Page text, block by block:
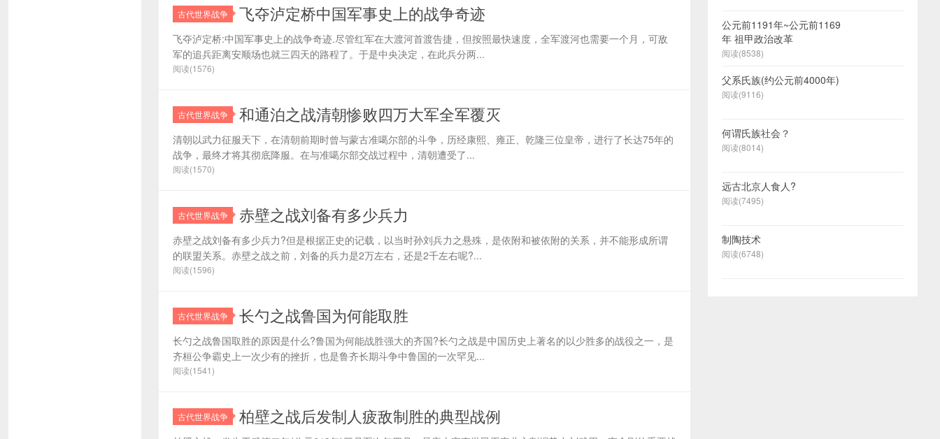
古代世界战争 飞夺泸定桥中国军事史上的战争奇迹
飞夺泸定桥:中国军事史上的战争奇迹.尽管红军在大渡河首渡告捷，但按照最快速度，全军渡河也需要一个月，可敌
军的追兵距离安顺场也就三四天的路程了。于是中央决定，在此兵分两...
阅读(1576)
古代世界战争 和通泊之战清朝惨败四万大军全军覆灭
清朝以武力征服天下，在清朝前期时曾与蒙古准噶尔部的斗争，历经康熙、雍正、乾隆三位皇帝，进行了长达75年的
战争，最终才将其彻底降服。在与准噶尔部交战过程中，清朝遭受了...
阅读(1570)
古代世界战争 赤壁之战刘备有多少兵力
赤壁之战刘备有多少兵力?但是根据正史的记载，以当时孙刘兵力之悬殊，是依附和被依附的关系，并不能形成所谓
的联盟关系。赤壁之战之前，刘备的兵力是2万左右，还是2千左右呢?...
阅读(1596)
古代世界战争 长勺之战鲁国为何能取胜
长勺之战鲁国取胜的原因是什么?鲁国为何能战胜强大的齐国?长勺之战是中国历史上著名的以少胜多的战役之一，是
齐桓公争霸史上一次少有的挫折，也是鲁齐长期斗争中鲁国的一次罕见...
阅读(1541)
古代世界战争 柏壁之战后发制人疲敌制胜的典型战例
公元前1191年~公元前1169
年 祖甲政治改革
阅读(8538)
父系氏族(约公元前4000年)
阅读(9116)
何谓氏族社会？
阅读(8014)
远古北京人食人?
阅读(7495)
制陶技术
阅读(6748)